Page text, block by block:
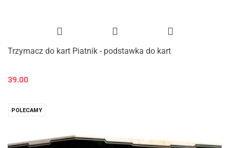
Trzymacz do kart Piatnik - podstawka do kart
39.00
POLECAMY